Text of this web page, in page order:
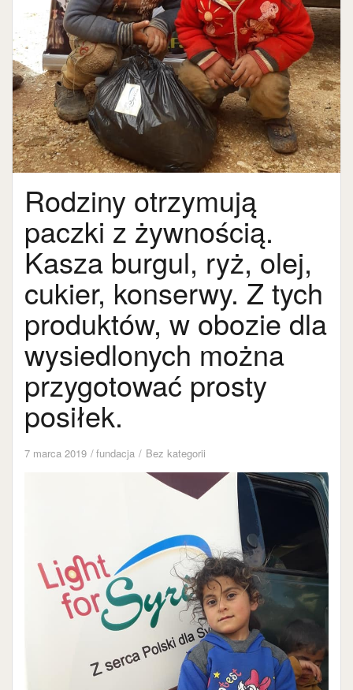
Rodziny otrzymują
paczki z żywnością.
Kasza burgul, ryż, olej,
cukier, konserwy. Z tych
produktów, w obozie dla
wysiedlonych można
przygotować prosty
posiłek.
7 marca 2019 fundacja Bez kategorii